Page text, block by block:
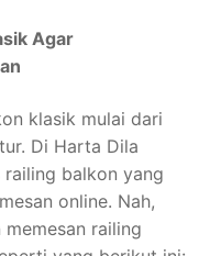
Agar
klasik mulai dari
Di Harta Dila
railing balkon yang
online. Nah,
railing